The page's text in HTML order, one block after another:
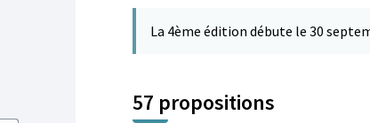
La 4ème édition débute le 30
57 propositions